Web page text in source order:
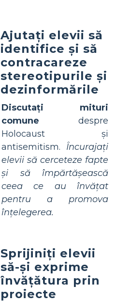
Ajutați elevii să
identifice și să
contracareze
stereotipurile și
dezinformările
Discutați mituri
comune despre
Holocaust și
antisemitism. Încurajați
elevii să cerceteze fapte
și să împărtășească
ceea ce au învățat
pentru a promova
înțelegerea.
Sprijiniți elevii
să-și exprime
învățătura prin
proiecte